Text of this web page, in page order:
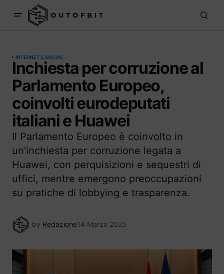
INTERNET E SOCIAL
Inchiesta per corruzione al
Parlamento Europeo,
coinvolti eurodeputati
italiani e Huawei
Il Parlamento Europeo è coinvolto in
un’inchiesta per corruzione legata a
Huawei, con perquisizioni e sequestri di
uffici, mentre emergono preoccupazioni
su pratiche di lobbying e trasparenza.
by Redazione14 Marzo 2025